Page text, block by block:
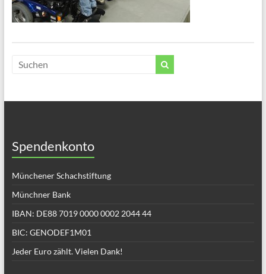
Spendenkonto
Münchener Schachstiftung
Münchner Bank
IBAN: DE88 7019 0000 0002 2044 44
BIC: GENODEF1M01
Jeder Euro zählt. Vielen Dank!